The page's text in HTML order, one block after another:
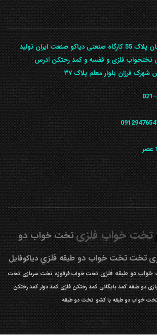
تهران شهریار کوی گلستان پلاک 55 کارگاه صنعتی دیاکو صنعت ایران تولید
تختخواب فلزی و قفسه و کمد رختکن آدرس
فرزان بلوار معلم پلاک ۳۷
تخت خواب فلزیتخت خواب دو
تختتخت خواب دو طبقه فلزيدیاکوفایل
دو طبقه فلزی تخت خواب فرفوژه تخت سربازی تخت
دو طبقه کمد بایگانی کمد رختکن فلزی کمد دوار کمد رختکن
خواب دو طبقه با کشو تخت دو طبقه